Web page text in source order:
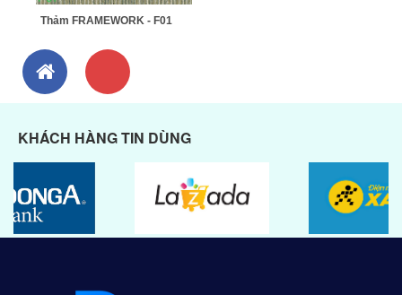
Thảm FRAMEWORK - F01
KHÁCH HÀNG TIN DÙNG